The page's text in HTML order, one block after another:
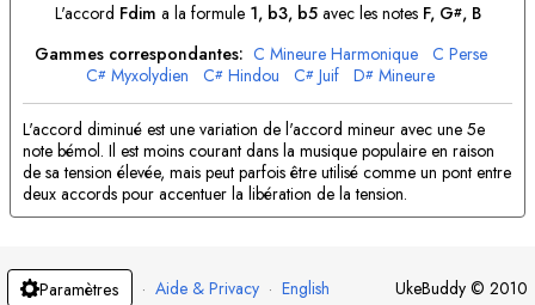
L'accord Fdim a la formule 1, b3, b5avec les notes F, G#, B
Gammes correspondantes: C Mineure Harmonique C Perse
C# Myxolydien C# Hindou C# Juif D# Mineure
D Mineure Harmonique D Hindou D Arabe E Juif F Locrien
Blues F Bohémien Majeure
Mineure Harmonique
F# Mineure Mélodique G Juif G# Dorien
G # Mineure Mélodique A Mineure Harmonique A# Phrygien
A# Juif B Lydien
L'accord diminué est une variation de l'accord mineur avec une 5e
note bémol. Il est moins courant dans la musique populaire en raison
de sa tension élevée, mais peut parfois être utilisé comme un pont entre
deux accords pour accentuer la libération de la tension.
Paramètres · Aide & Privacy · English UkeBuddy © 2010